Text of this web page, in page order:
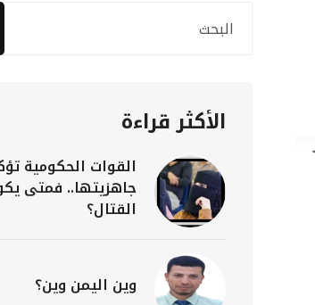
الأكثر قراءة
القوات الحكومية
جاهزيتها.. فمتى
القتال؟
وين اليمن وين؟